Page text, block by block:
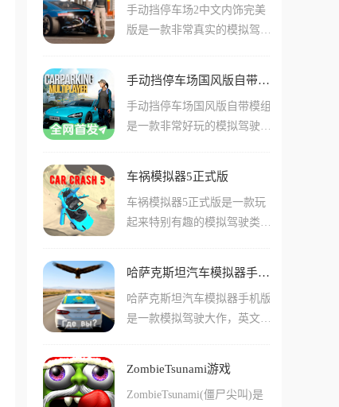
的道路上通过跳跃、滑行和左
右横移躲避障碍，利用各种强
魔幻土地上的逃亡极限。
手动挡停车场2中文内饰完美
版是一款非常真实的模拟驾驶
真实的城市场景以及驾驶手
感，大大增强了游戏的沉浸
感。玩家将扮演驾驶员，在复
同的车辆来完成各种停车任
挡操作，玩家需要根据真实的
驾驶方式来进行操作，观察车
手动挡停车场国风版自带模组
手动挡停车场国风版自带模组
是一款非常好玩的模拟驾驶类
车辆模型，还有不少可以用来
解锁的车辆！游戏中玩家们可
以比赛获取金币用来升级车辆
游戏中还加入了很多mod，其
国产车，比如小米su7这些，
在这款游戏中都是能够体验到
车祸模拟器5正式版
车祸模拟器5正式版是一款玩
起来特别有趣的模拟驾驶类手
要素。在游戏中还有不少的障
碍物和各种模拟的撞击场景，
玩家们可以选择在这些特定的
景！游戏中还有很多不同种类
巴卡车等多种不同车辆，这些
哈萨克斯坦汽车模拟器手机版
哈萨克斯坦汽车模拟器手机版
是一款模拟驾驶大作，英文名
传统赛车，而是一个极其硬核
的开放世界，你将扮演一名穿
ZombieTsunami游戏
ZombieTsunami(僵尸尖叫)是